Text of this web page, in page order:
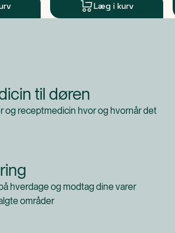
Læg i kurv
til døren
og receptmedicin hvor og hvornår det
hverdage og modtag dine varer
områder